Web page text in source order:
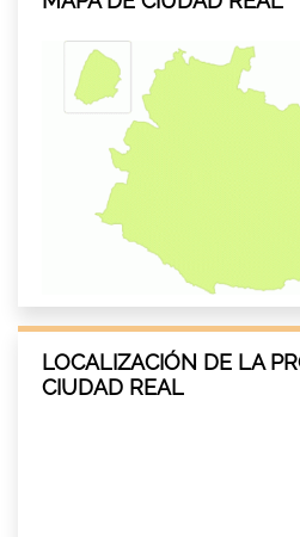
LOCALIZACIÓN DE LA
CIUDAD REAL